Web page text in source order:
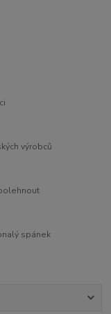
výrobců
spánek